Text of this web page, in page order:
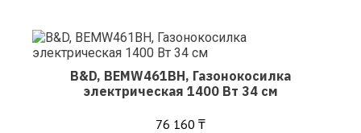
B&D, BEMW461BH, Газонокосилка
электрическая 1400 Вт 34 см
76 160 ₸